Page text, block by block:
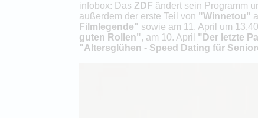
infobox: DasZDF ändert sein Programm
außerdem der erste Teil von "Winnetou"
Filmlegende" sowie am 11. April um
guten Rollen", am 10. April "Der letzte
"Altersglühen - Speed Dating für